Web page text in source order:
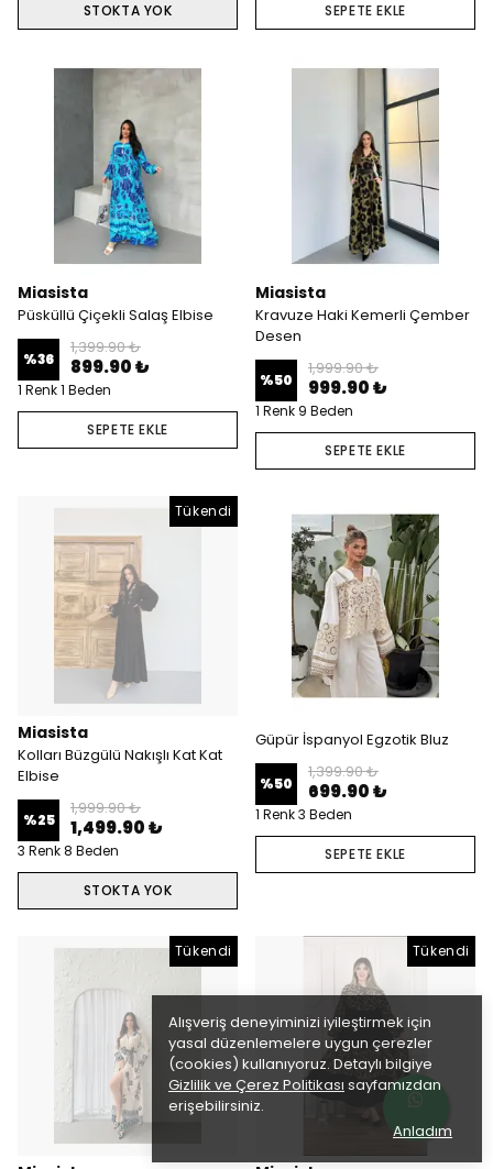
Alışveriş deneyiminizi iyileştirmek için
yasal düzenlemelere uygun çerezler
(cookies) kullanıyoruz. Detaylı bilgiye
Gizlilik ve Çerez Politikası sayfamızdan
erişebilirsiniz.
Anladım
STOKTA YOK SEPETE EKLE
Miasista
Püsküllü Çiçekli Salaş Elbise
%36
1,399.90 ₺
899.90 ₺
1 Renk 1 Beden
SEPETE EKLE
Miasista
Kravuze Haki Kemerli Çember
Desen
%50
1,999.90 ₺
999.90 ₺
1 Renk 9 Beden
SEPETE EKLE
Tükendi
Miasista
Kolları Büzgülü Nakışlı Kat Kat
Elbise
%25
1,999.90 ₺
1,499.90 ₺
3 Renk 8 Beden
STOKTA YOK
Güpür İspanyol Egzotik Bluz
%50
1,399.90 ₺
699.90 ₺
1 Renk 3 Beden
SEPETE EKLE
Tükendi Tükendi